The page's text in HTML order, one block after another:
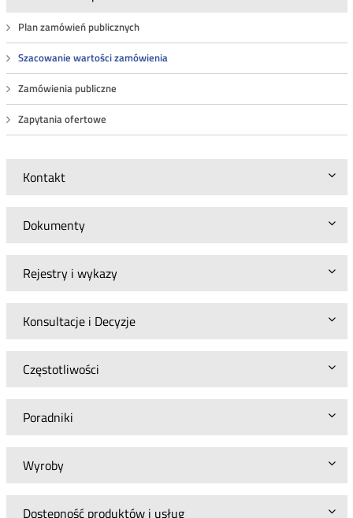
Plan zamówień publicznych
Szacowanie wartości zamówienia
Zamówienia publiczne
Zapytania ofertowe
Kontakt
Dokumenty
Rejestry i wykazy
Konsultacje i Decyzje
Częstotliwości
Poradniki
Wyroby
Dostępność produktów i usług